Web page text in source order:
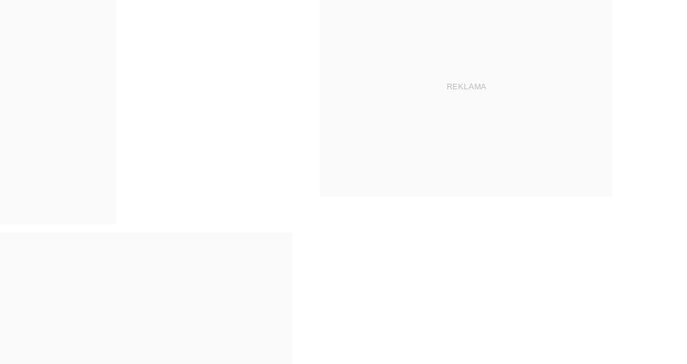
REKLAMA